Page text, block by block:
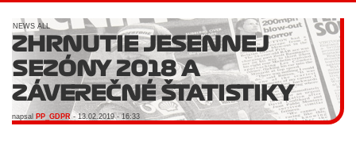
NEWS ALL
ZHRNUTIE JESENNEJ
SEZÓNY 2018 A
ZÁVEREČNÉ ŠTATISTIKY
napsal PP_GDPR- 13.02.2019 - 16:33